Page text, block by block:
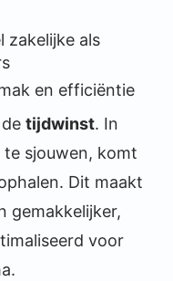
zakelijke als
en efficiëntie
tijdwinst. In
sjouwen, komt
Dit maakt
gemakkelijker,
voor